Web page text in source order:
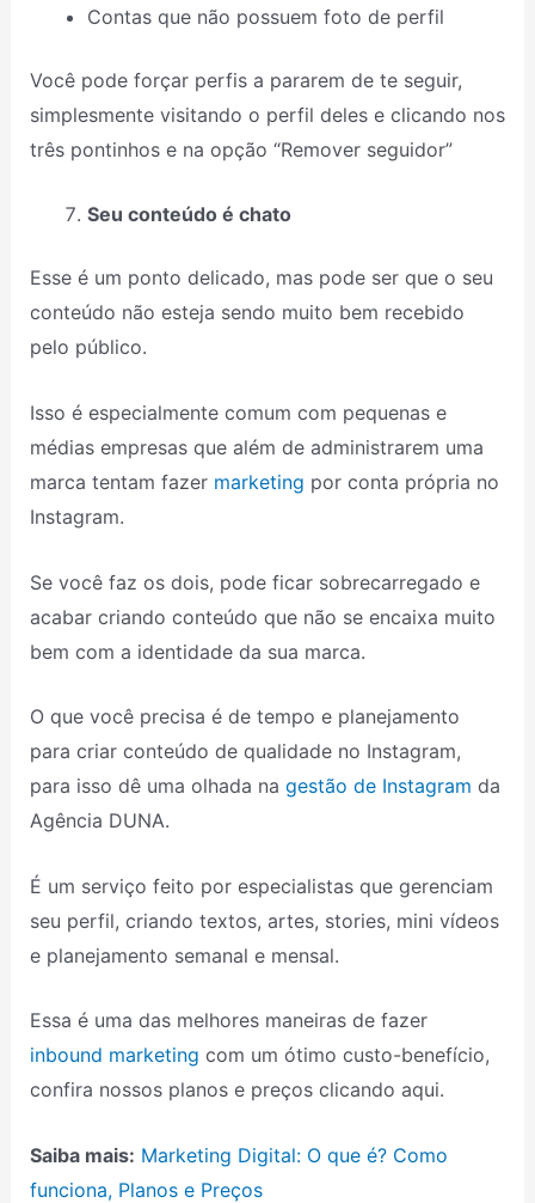
Contas que não possuem foto de perfil
Você pode forçar perfis a pararem de te seguir,
simplesmente visitando o perfil deles e clicando nos
três pontinhos e na opção “Remover seguidor”
Seu conteúdo é chato
Esse é um ponto delicado, mas pode ser que o seu
conteúdo não esteja sendo muito bem recebido
pelo público.
Isso é especialmente comum com pequenas e
médias empresas que além de administrarem uma
marca tentam fazer marketing por conta própria no
Instagram.
Se você faz os dois, pode ficar sobrecarregado e
acabar criando conteúdo que não se encaixa muito
bem com a identidade da sua marca.
O que você precisa é de tempo e planejamento
para criar conteúdo de qualidade no Instagram,
para isso dê uma olhada na gestão de Instagram da
Agência DUNA.
É um serviço feito por especialistas que gerenciam
seu perfil, criando textos, artes, stories, mini vídeos
e planejamento semanal e mensal.
Essa é uma das melhores maneiras de fazer
inbound marketing com um ótimo custo-benefício,
confira nossos planos e preços clicando aqui.
Saiba mais: Marketing Digital: O que é? Como
funciona, Planos e Preços